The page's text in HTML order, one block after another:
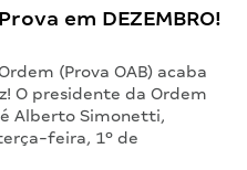
em DEZEMBRO!
(Prova OAB) acaba
O presidente da Ordem
Alberto Simonetti,
feira, 1º de